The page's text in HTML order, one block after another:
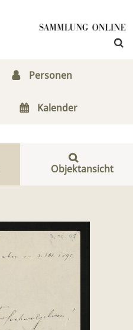
Personen
Kalender
Objektansicht